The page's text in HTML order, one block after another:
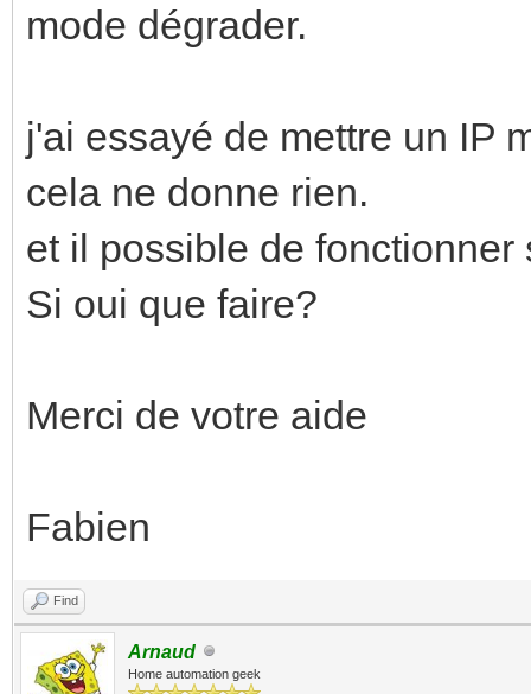
mode dégrader.
j'ai essayé de mettre un IP
cela ne donne rien.
et il possible de fonctionner
Si oui que faire?
Merci de votre aide
Fabien
Find
Arnaud
Home automation geek